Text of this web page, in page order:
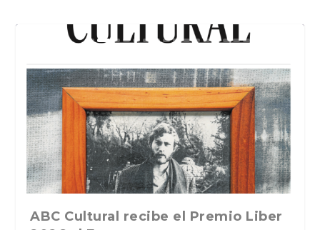
La verdadera odisea del espacio en
ABC Cultural recibe el Premio Liber
La cultura de la transgresión.